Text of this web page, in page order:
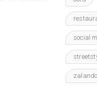
social
zalando